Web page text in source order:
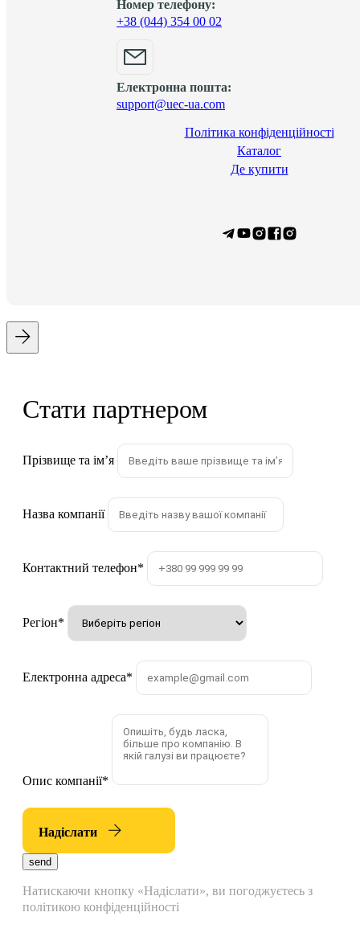
Номер телефону:
+38 (044) 354 00 02
Електронна пошта:
support@uec-ua.com
Політика конфіденційності
Каталог
Де купити
Стати партнером
Прізвище та імʼя
Назва компанії
Контактний телефон*
Регіон*
Електронна адреса*
Опис компанії*
Надіслати
send
Натискаючи кнопку «Надіслати», ви погоджуєтесь з
політикою конфіденційності